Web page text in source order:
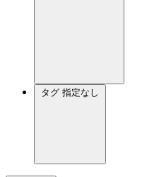
タグ 指定なし